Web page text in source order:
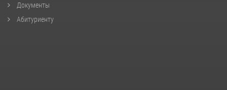
Документы
Абитуриенту